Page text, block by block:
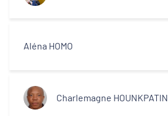
Aléna HOMO
Charlemagne HOUNKPATIN